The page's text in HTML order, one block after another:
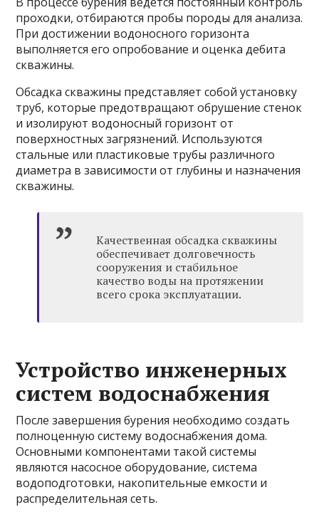
проходки, отбираются пробы породы для анализа.
При достижении водоносного горизонта
выполняется его опробование и оценка дебита
скважины.
Обсадка скважины представляет собой установку
труб, которые предотвращают обрушение стенок
и изолируют водоносный горизонт от
поверхностных загрязнений. Используются
стальные или пластиковые трубы различного
диаметра в зависимости от глубины и назначения
скважины.
Качественная обсадка скважины
обеспечивает долговечность
сооружения и стабильное
качество воды на протяжении
всего срока эксплуатации.
Устройство инженерных
систем водоснабжения
После завершения бурения необходимо создать
полноценную систему водоснабжения дома.
Основными компонентами такой системы
являются насосное оборудование, система
водоподготовки, накопительные емкости и
распределительная сеть.